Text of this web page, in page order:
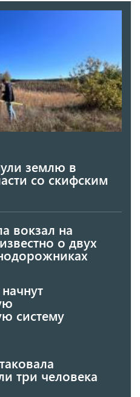
землю в
со скифским
вокзал на
о двух
систему
три человека